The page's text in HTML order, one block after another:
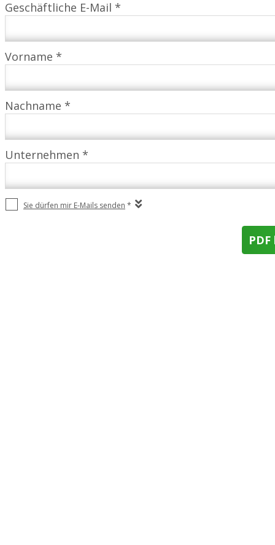
Geschäftliche E-Mail *
Vorname *
Nachname *
Unternehmen *
Sie dürfen mir E-Mails senden *